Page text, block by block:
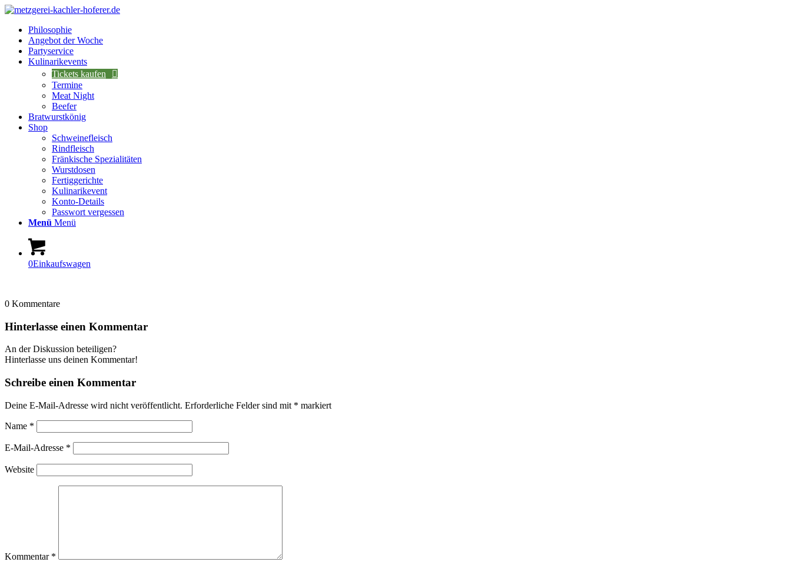
Philosophie
Angebot der Woche
Partyservice
Kulinarikevents
Tickets kaufen
Termine
Meat Night
Beefer
Bratwurstkönig
Shop
Schweinefleisch
Rindfleisch
Fränkische Spezialitäten
Wurstdosen
Fertiggerichte
Kulinarikevent
Konto-Details
Passwort vergessen
Menü Menü
0Einkaufswagen
0 Kommentare
Hinterlasse einen Kommentar
An der Diskussion beteiligen?
Hinterlasse uns deinen Kommentar!
Schreibe einen Kommentar
Deine E-Mail-Adresse wird nicht veröffentlicht. Erforderliche Felder sind mit * markiert
Name *
E-Mail-Adresse *
Website
Kommentar *